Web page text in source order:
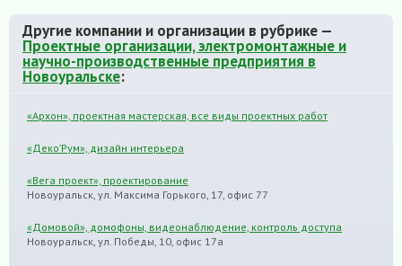
Другие компании и организации в рубрике —
Проектные организации, электромонтажные и
научно-производственные предприятия в
Новоуральске:
«Архон», проектная мастерская, все виды проектных работ
«Деко’Рум», дизайн интерьера
«Вега проект», проектирование
Новоуральск, ул. Максима Горького, 17, офис 77
«Домовой», домофоны, видеонаблюдение, контроль доступа
Новоуральск, ул. Победы, 10, офис 17а